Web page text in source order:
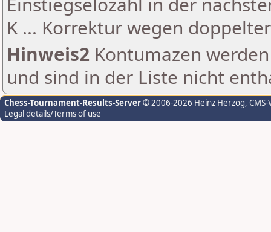
K ... Korrektur wegen
Hinweis2 Kontumazen
und sind in der Liste nicht
Chess-Tournament-Results-Server© 2006-2026 Heinz Herzog,
Legal details/Terms of use